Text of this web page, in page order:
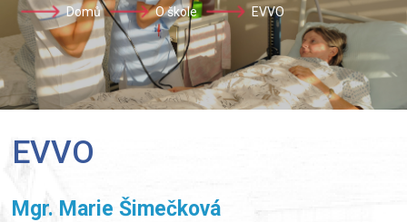
Domů O škole EVVO
EVVO
Mgr. Marie Šimečková